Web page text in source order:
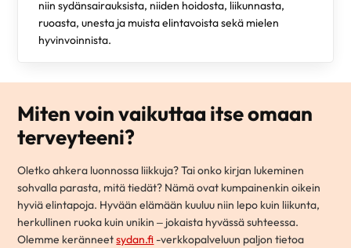
niin sydänsairauksista, niiden hoidosta, liikunnasta,
ruoasta, unesta ja muista elintavoista sekä mielen
hyvinvoinnista.
Miten voin vaikuttaa itse omaan
terveyteeni?
Oletko ahkera luonnossa liikkuja? Tai onko kirjan lukeminen
sohvalla parasta, mitä tiedät? Nämä ovat kumpainenkin oikein
hyviä elintapoja. Hyvään elämään kuuluu niin lepo kuin liikunta,
herkullinen ruoka kuin unikin – jokaista hyvässä suhteessa.
Olemme keränneetsydan.fi -verkkopalveluun paljon tietoa